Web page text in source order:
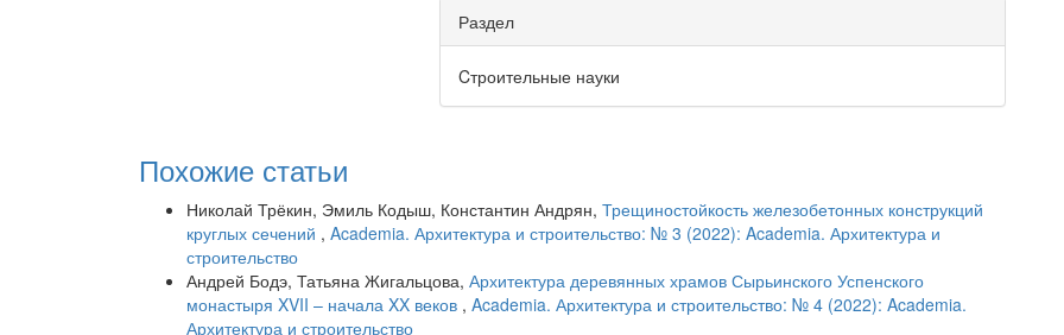
Раздел
Cтроительные науки
Похожие статьи
Николай Трёкин, Эмиль Кодыш, Константин Андрян, Трещиностойкость железобетонных конструкций
круглых сечений , Academia. Архитектура и строительство: № 3 (2022): Academia. Архитектура и
строительство
Андрей Бодэ, Татьяна Жигальцова, Архитектура деревянных храмов Сырьинского Успенского
монастыря XVII – начала XX веков , Academia. Архитектура и строительство: № 4 (2022): Academia.
Архитектура и строительство